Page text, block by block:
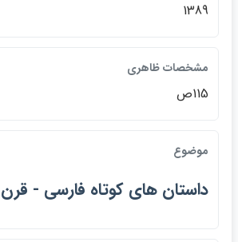
1389
مشخصات ظاهري
115ص
موضوع
داستان هاي كوتاه فارسي - قرن 14